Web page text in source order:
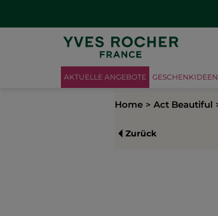
AKTUELLE ANGEBOTE GESCHENKIDEEN
Home Act Beautiful
Zurück